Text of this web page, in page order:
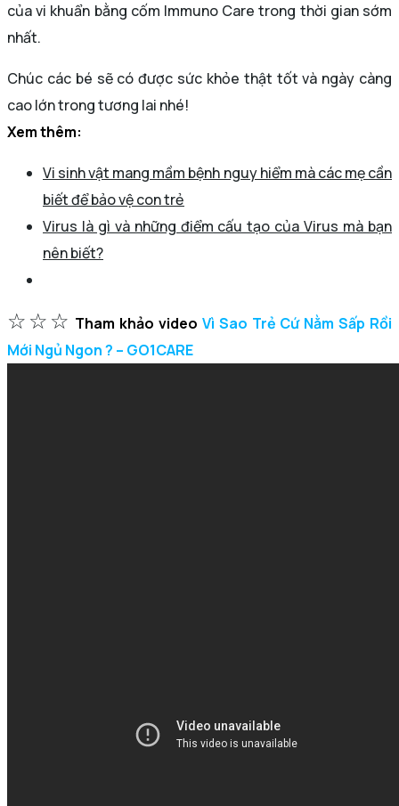
của vi khuẩn bằng cốm Immuno Care trong thời gian sớm
nhất.
Chúc các bé sẽ có được sức khỏe thật tốt và ngày càng
cao lớn trong tương lai nhé!
Xem thêm:
Vi sinh vật mang mầm bệnh nguy hiểm mà các mẹ cần
biết để bảo vệ con trẻ
Virus là gì và những điểm cấu tạo của Virus mà bạn
nên biết?
☆☆☆ Tham khảo video Vì Sao Trẻ Cứ Nằm Sấp Rồi
Mới Ngủ Ngon ? – GO1CARE